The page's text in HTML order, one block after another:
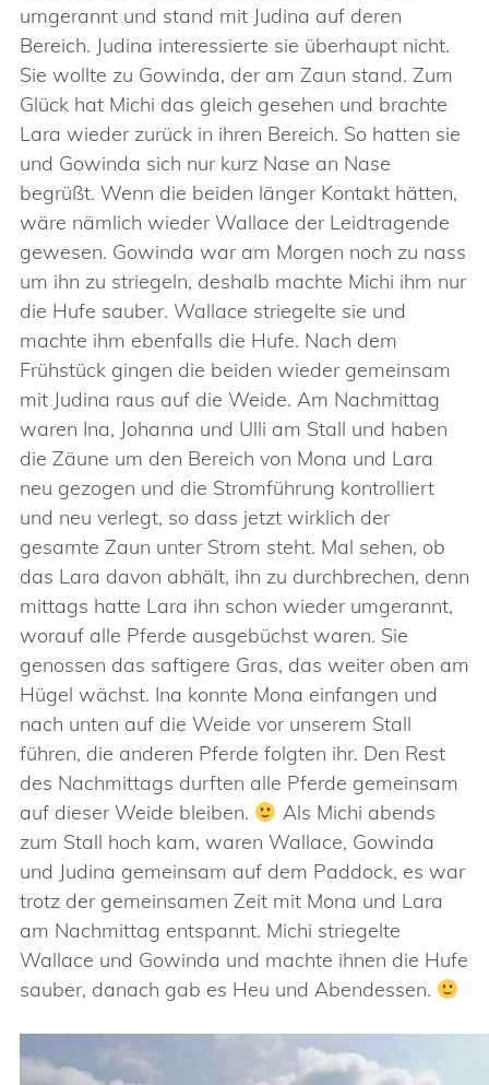
umgerannt und stand mit Judina auf deren
Bereich. Judina interessierte sie überhaupt nicht.
Sie wollte zu Gowinda, der am Zaun stand. Zum
Glück hat Michi das gleich gesehen und brachte
Lara wieder zurück in ihren Bereich. So hatten sie
und Gowinda sich nur kurz Nase an Nase
begrüßt. Wenn die beiden länger Kontakt hätten,
wäre nämlich wieder Wallace der Leidtragende
gewesen. Gowinda war am Morgen noch zu nass
um ihn zu striegeln, deshalb machte Michi ihm nur
die Hufe sauber. Wallace striegelte sie und
machte ihm ebenfalls die Hufe. Nach dem
Frühstück gingen die beiden wieder gemeinsam
mit Judina raus auf die Weide. Am Nachmittag
waren Ina, Johanna und Ulli am Stall und haben
die Zäune um den Bereich von Mona und Lara
neu gezogen und die Stromführung kontrolliert
und neu verlegt, so dass jetzt wirklich der
gesamte Zaun unter Strom steht. Mal sehen, ob
das Lara davon abhält, ihn zu durchbrechen, denn
mittags hatte Lara ihn schon wieder umgerannt,
worauf alle Pferde ausgebüchst waren. Sie
genossen das saftigere Gras, das weiter oben am
Hügel wächst. Ina konnte Mona einfangen und
nach unten auf die Weide vor unserem Stall
führen, die anderen Pferde folgten ihr. Den Rest
des Nachmittags durften alle Pferde gemeinsam
auf dieser Weide bleiben.
Als Michi abends
zum Stall hoch kam, waren Wallace, Gowinda
und Judina gemeinsam auf dem Paddock, es war
trotz der gemeinsamen Zeit mit Mona und Lara
am Nachmittag entspannt. Michi striegelte
Wallace und Gowinda und machte ihnen die Hufe
sauber, danach gab es Heu und Abendessen.